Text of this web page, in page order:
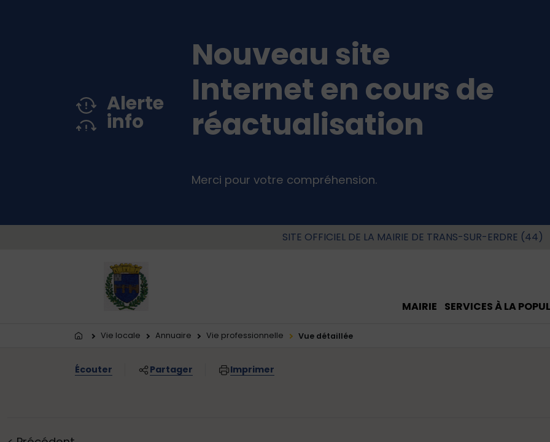
Alerte
info
Nouveau site
Internet en cours de
réactualisation
Merci pour votre compréhension.
SITE OFFICIEL DE LA MAIRIE DE TRANS-SUR-ERDRE (44)
MAIRIE SERVICES À LA
Vous êtes ici:
Vie locale Annuaire Vie professionnelle Vue détaillée
Écouter Partager Imprimer